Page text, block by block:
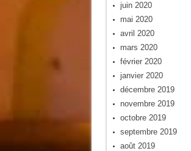
juin 2020
mai 2020
avril 2020
mars 2020
février 2020
janvier 2020
décembre 2019
novembre 2019
octobre 2019
septembre 2019
août 2019